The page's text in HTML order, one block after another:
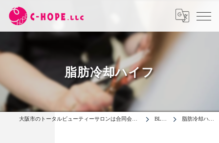
脂肪冷却ハイフ
大阪市のトータルビューティーサロンは合同会社C-HOPE BLOG 脂肪冷却ハイフ